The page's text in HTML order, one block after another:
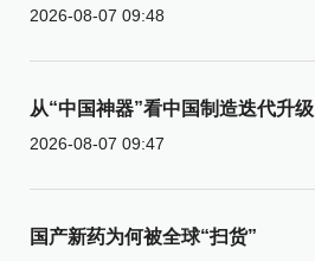
2026-08-07 09:48
从“中国神器”看中国制造迭代升级
2026-08-07 09:47
国产新药为何被全球“扫货”